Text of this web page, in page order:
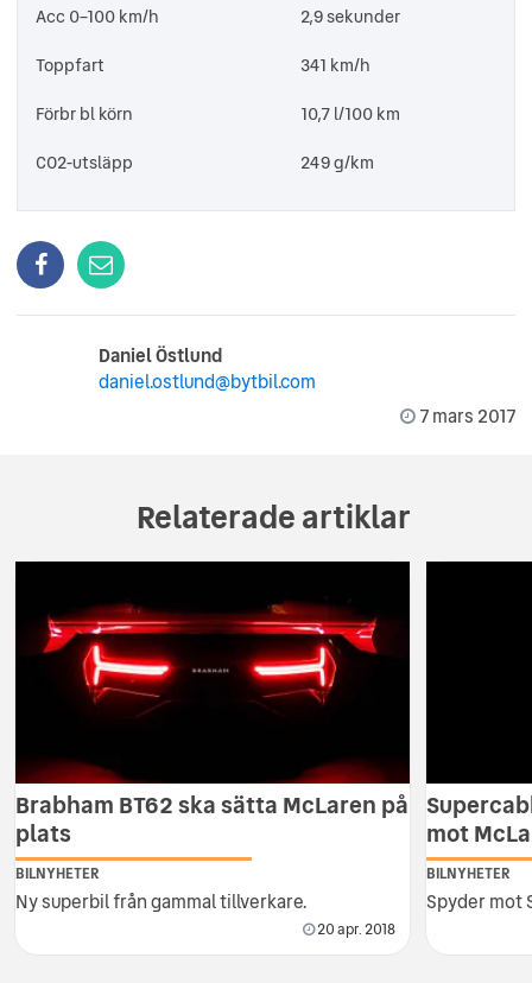
Acc 0–100 km/h 2,9 sekunder
Toppfart 341 km/h
Förbr bl körn 10,7 l/100 km
CO2-utsläpp 249 g/km
Daniel Östlund
daniel.ostlund@bytbil.com
7 mars 2017
Relaterade artiklar
Brabham BT62 ska sätta McLaren på
plats
BILNYHETER
Ny superbil från gammal tillverkare.
20 apr. 2018
mot
BILNYHETER
Spyder mot